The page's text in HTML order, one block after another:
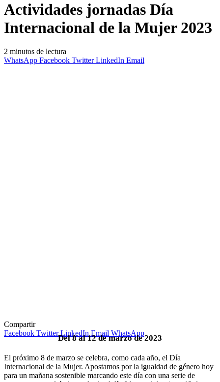
Actividades jornadas Día
Internacional de la Mujer 2023
2 minutos de lectura
WhatsApp Facebook Twitter LinkedIn Email
Compartir
Facebook Twitter LinkedIn Email WhatsApp
Del 8 al 12 de marzo de 2023
El próximo 8 de marzo se celebra, como cada año, el Día
Internacional de la Mujer. Apostamos por la igualdad de género hoy
para un mañana sostenible marcando este día con una serie de